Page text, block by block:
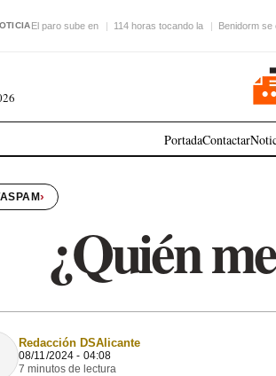
El paro sube en 114 horas tocando la Benidorm se
PortadaContactar
›
¿Quién
Redacción DSAlicante
08/11/2024 - 04:08
7 minutos de lectura